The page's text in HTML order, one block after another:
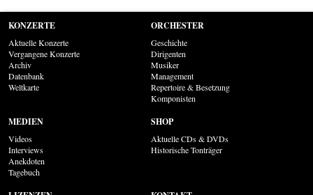
KONZERTE
Aktuelle Konzerte
Vergangene Konzerte
Archiv
Datenbank
Weltkarte
ORCHESTER
Geschichte
Dirigenten
Musiker
Management
Repertoire & Besetzung
Komponisten
MEDIEN
Videos
Interviews
Anekdoten
Tagebuch
SHOP
Aktuelle CDs & DVDs
Historische Tonträger